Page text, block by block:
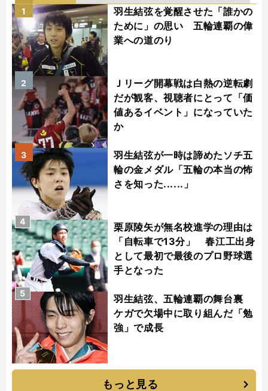
羽生結弦を覚醒させた「誰かの
ために」の思い 五輪連覇の偉
業への道のり
1
Ｊリーグ開幕戦は白熱の逆転劇
だが観客、視聴者にとって「価
値あるイベント」になっていた
か
2
羽生結弦が一時は諦めたソチ五
輪の金メダル「五輪の本当の怖
さを知った......」
3
栗原陵矢が無名校進学の理由は
「自転車で13分」 春江工出身
として最初で最後のプロ野球選
手となった
4
羽生結弦、五輪連覇の舞台裏
ケガで欠場中に取り組んだ「勉
強」で成長
5
もっと見る